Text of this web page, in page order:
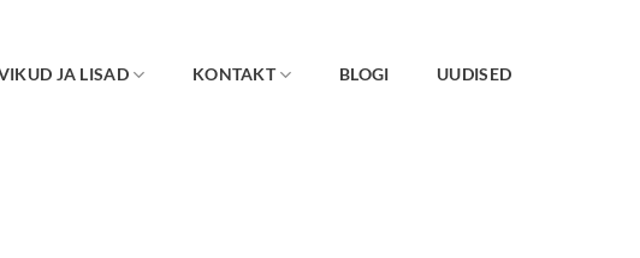
JA LISAD KONTAKT BLOGI UUDISED